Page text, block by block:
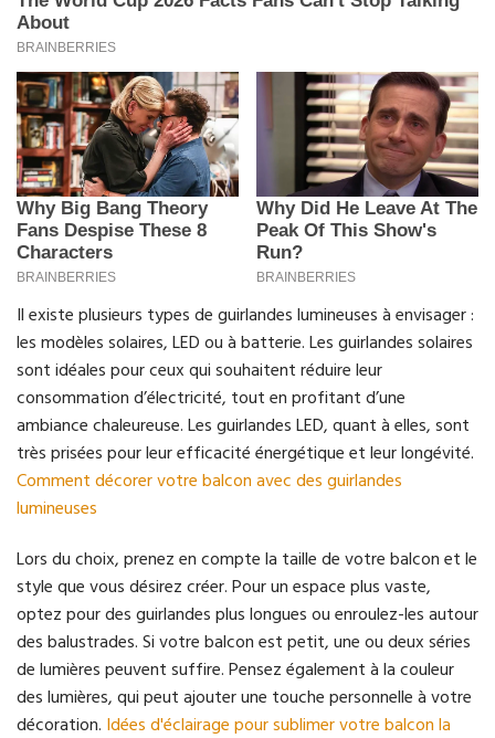
Il existe plusieurs types de guirlandes lumineuses à envisager :
les modèles solaires, LED ou à batterie. Les guirlandes solaires
sont idéales pour ceux qui souhaitent réduire leur
consommation d’électricité, tout en profitant d’une
ambiance chaleureuse. Les guirlandes LED, quant à elles, sont
très prisées pour leur efficacité énergétique et leur longévité.
Comment décorer votre balcon avec des guirlandes
lumineuses
Lors du choix, prenez en compte la taille de votre balcon et le
style que vous désirez créer. Pour un espace plus vaste,
optez pour des guirlandes plus longues ou enroulez-les autour
des balustrades. Si votre balcon est petit, une ou deux séries
de lumières peuvent suffire. Pensez également à la couleur
des lumières, qui peut ajouter une touche personnelle à votre
décoration. Idées d'éclairage pour sublimer votre balcon la